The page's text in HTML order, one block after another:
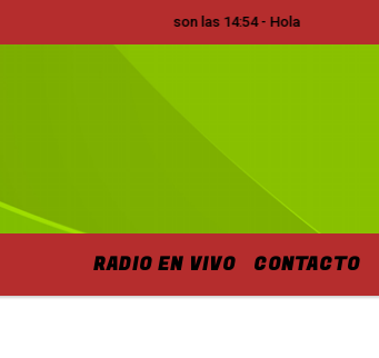
de Agosto de 2026 y son las 14:54 - Hola
RADIO EN VIVO CONTACTO